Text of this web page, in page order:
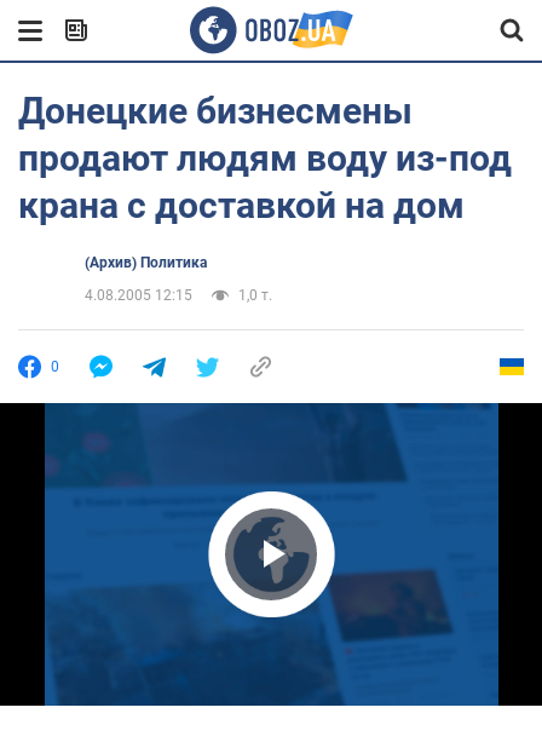
Донецкие бизнесмены
продают людям воду из-под
крана с доставкой на дом
(Архив) Политика
4.08.2005 12:15
1,0 т.
0
Play Video